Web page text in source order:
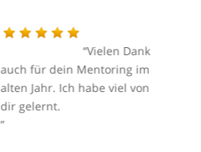
Vielen Dank
auch für dein Mentoring im
alten Jahr. Ich habe viel von
dir gelernt.